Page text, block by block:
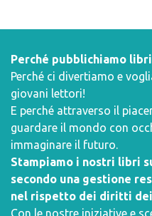
Perché pubblichiamo
Perché ci divertiamo e
giovani lettori!
E perché attraverso il
guardare il mondo con
immaginare il futuro.
Stampiamo i nostri libri
secondo una gestione
nel rispetto dei diritti
Con le nostre iniziative e